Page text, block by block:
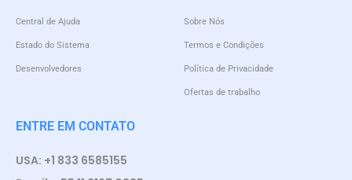
Central de Ajuda
Estado do Sistema
Desenvolvedores
Sobre Nós
Termos e Condições
Política de Privacidade
Ofertas de trabalho
ENTRE EM CONTATO
USA: +1 833 6585155